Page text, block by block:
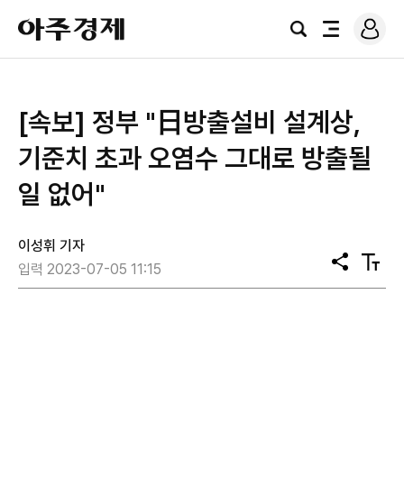
아
주
경
검
전
로
그
[속보] 정부 "日방출설비 설계상,
기준치 초과 오염수 그대로 방출될
일 없어"
이성휘 기자
입력 2023-07-05 11:15
공
유
텍
스